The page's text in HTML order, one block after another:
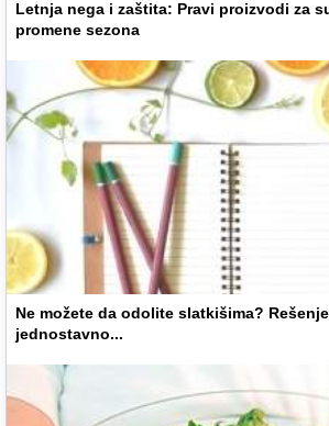
Letnja nega i zaštita: Pravi proizvodi za
promene sezona
Ne možete da odolite slatkišima?
jednostavno...